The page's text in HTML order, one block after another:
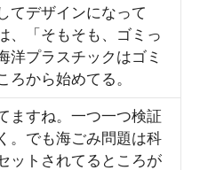
てデザインになって
、「そもそも、ゴミっ
洋プラスチックはゴミ
ろから始めてる。
ますね。一つ一つ検証
。でも海ごみ問題は科
ットされてるところが